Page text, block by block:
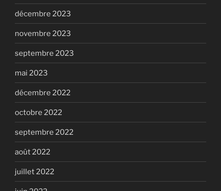
décembre 2023
novembre 2023
septembre 2023
mai 2023
décembre 2022
octobre 2022
septembre 2022
août 2022
juillet 2022